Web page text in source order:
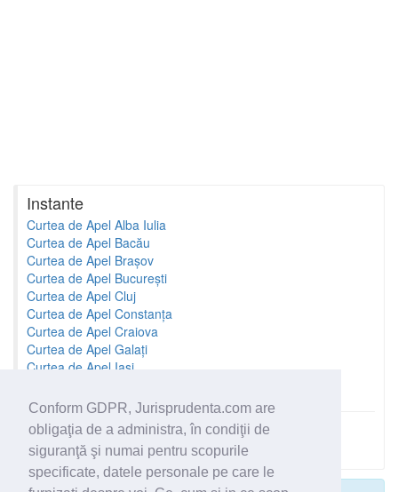
Conform GDPR, Jurisprudenta.com are
obligaţia de a administra, în condiţii de
siguranţă şi numai pentru scopurile
specificate, datele personale pe care le
Instante
Curtea de Apel Alba Iulia
Curtea de Apel Bacău
Curtea de Apel Brașov
Curtea de Apel București
Curtea de Apel Cluj
Curtea de Apel Constanța
Curtea de Apel Craiova
Curtea de Apel Galați
Curtea de Apel Iași
Toate instantele